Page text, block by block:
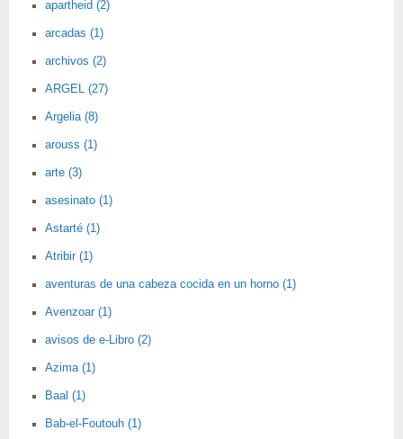
apartheid (2)
arcadas (1)
archivos (2)
ARGEL (27)
Argelia (8)
arouss (1)
arte (3)
asesinato (1)
Astarté (1)
Atribir (1)
aventuras de una cabeza cocida en un horno (1)
Avenzoar (1)
avisos de e-Libro (2)
Azima (1)
Baal (1)
Bab-el-Foutouh (1)